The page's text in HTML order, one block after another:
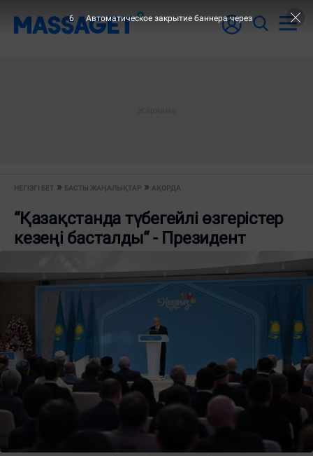
НЕГІЗГІ БЕТ БАСТЫ ЖАҢАЛЫҚТАР АҚОРДА
“Қазақстанда түбегейлі өзгерістер
кезеңі басталды“ - Президент
6 Автоматическое закрытие баннера через